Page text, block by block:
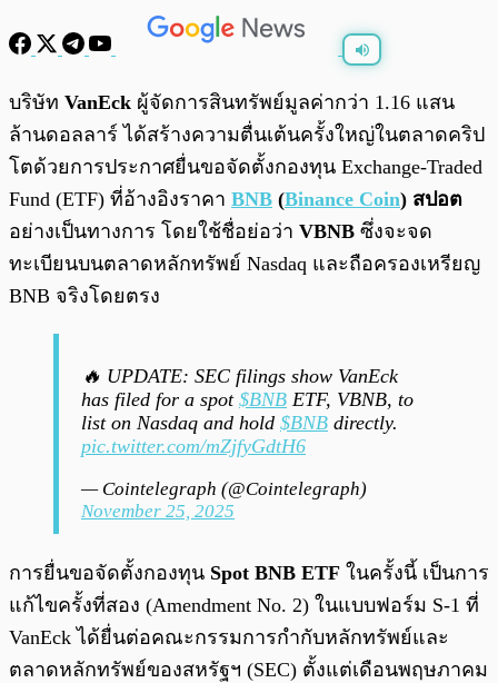
บริษัท VanEck ผู้จัดการสินทรัพย์มูลค่ากว่า 1.16 แสน
ล้านดอลลาร์ ได้สร้างความตื่นเต้นครั้งใหญ่ในตลาดคริป
โตด้วยการประกาศยื่นขอจัดตั้งกองทุน Exchange-Traded
Fund (ETF) ที่อ้างอิงราคา BNB (Binance Coin) สปอต
อย่างเป็นทางการ โดยใช้ชื่อย่อว่า VBNB ซึ่งจะจด
ทะเบียนบนตลาดหลักทรัพย์ Nasdaq และถือครองเหรียญ
BNB จริงโดยตรง
🔥 UPDATE: SEC filings show VanEck
has filed for a spot $BNB ETF, VBNB, to
list on Nasdaq and hold $BNB directly.
pic.twitter.com/mZjfyGdtH6
— Cointelegraph (@Cointelegraph)
November 25, 2025
การยื่นขอจัดตั้งกองทุน Spot BNB ETF ในครั้งนี้ เป็นการ
แก้ไขครั้งที่สอง (Amendment No. 2) ในแบบฟอร์ม S-1 ที่
VanEck ได้ยื่นต่อคณะกรรมการกำกับหลักทรัพย์และ
ตลาดหลักทรัพย์ของสหรัฐฯ (SEC) ตั้งแต่เดือนพฤษภาคม